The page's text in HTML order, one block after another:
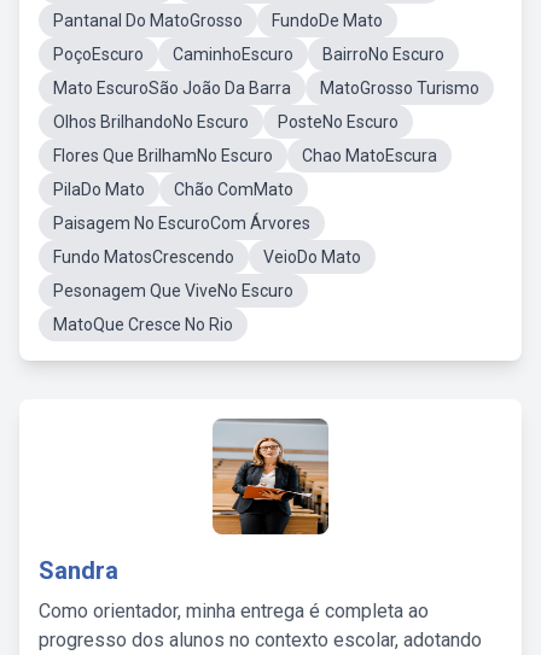
Pantanal Do MatoGrosso
FundoDe Mato
PoçoEscuro
CaminhoEscuro
BairroNo Escuro
Mato EscuroSão João Da Barra
MatoGrosso Turismo
Olhos BrilhandoNo Escuro
PosteNo Escuro
Flores Que BrilhamNo Escuro
Chao MatoEscura
PilaDo Mato
Chão ComMato
Paisagem No EscuroCom Árvores
Fundo MatosCrescendo
VeioDo Mato
Pesonagem Que ViveNo Escuro
MatoQue Cresce No Rio
Sandra
Como orientador, minha entrega é completa ao
progresso dos alunos no contexto escolar, adotando